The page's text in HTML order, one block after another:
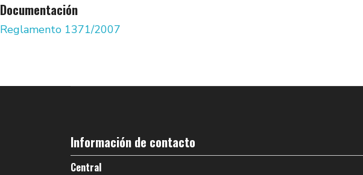
Documentación
Reglamento 1371/2007
Información de contacto
Central